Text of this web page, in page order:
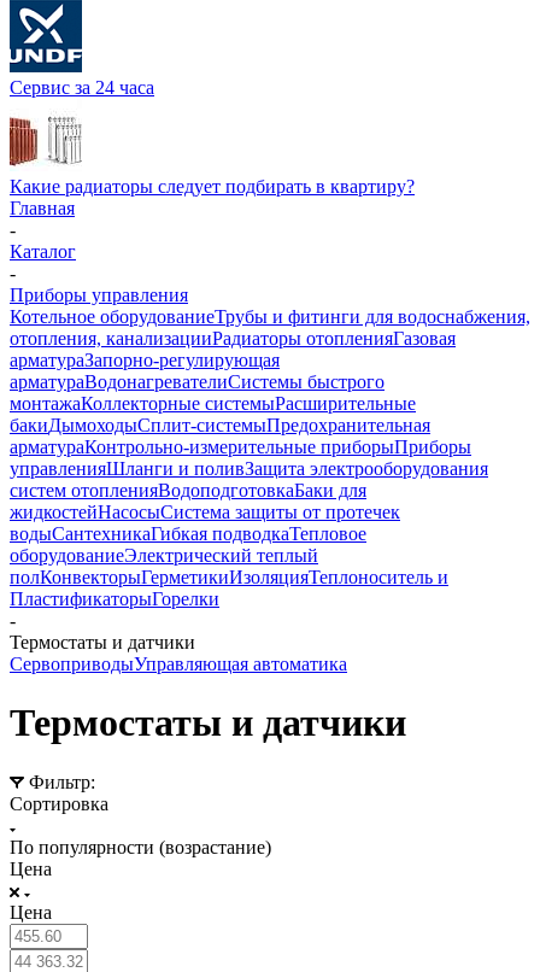
Сервис за 24 часа
Какие радиаторы следует подбирать в квартиру?
Главная
-
Каталог
-
Приборы управления
Котельное оборудованиеТрубы и фитинги для водоснабжения,
отопления, канализацииРадиаторы отопленияГазовая
арматураЗапорно-регулирующая
арматураВодонагревателиСистемы быстрого
монтажаКоллекторные системыРасширительные
бакиДымоходыСплит-системыПредохранительная
арматураКонтрольно-измерительные приборыПриборы
управленияШланги и поливЗащита электрооборудования
систем отопленияВодоподготовкаБаки для
жидкостейНасосыСистема защиты от протечек
водыСантехникаГибкая подводкаТепловое
оборудованиеЭлектрический теплый
полКонвекторыГерметикиИзоляцияТеплоноситель и
ПластификаторыГорелки
-
Термостаты и датчики
СервоприводыУправляющая автоматика
Термостаты и датчики
Фильтр:
Сортировка
По популярности (возрастание)
Цена
Цена